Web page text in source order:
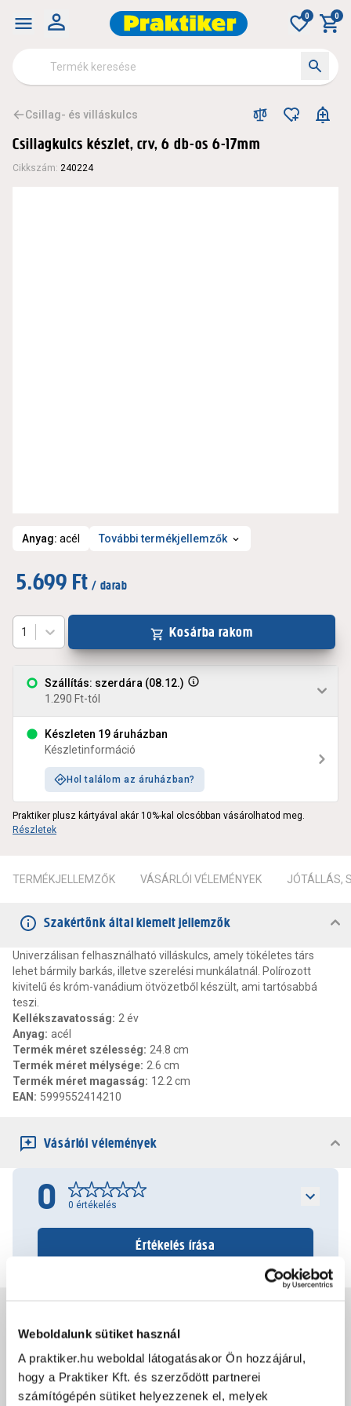
Weboldalunk sütiket használ
A praktiker.hu weboldal látogatásakor Ön hozzájárul,
hogy a Praktiker Kft. és szerződött partnerei
számítógépén sütiket helyezzenek el, melyek
0 0
Csillag- és villáskulcs
Csillagkulcs készlet, crv, 6 db-os 6-17mm
Cikkszám: 240224
Anyag: acél További termékjellemzők
5.699 Ft / darab
Szállítás: szerdára (08.12.)
1.290 Ft-tól
Készleten 19 áruházban
Készletinformáció
Hol találom az áruházban?
1 Kosárba rakom
Praktiker plusz kártyával akár 10%-kal olcsóbban vásárolhatod meg.
Részletek
TERMÉKJELLEMZŐK VÁSÁRLÓI VÉLEMÉNYEK JÓTÁLLÁS,
Szakértőnk által kiemelt jellemzők
Univerzálisan felhasználható villáskulcs, amely tökéletes társ
lehet bármily barkás, illetve szerelési munkálatnál. Polírozott
kivitelű és króm-vanádium ötvözetből készült, ami tartósabbá
teszi.
Kellékszavatosság: 2 év
Anyag: acél
Termék méret szélesség: 24.8 cm
Termék méret mélysége: 2.6 cm
Termék méret magasság: 12.2 cm
EAN : 5999552414210
Vásárlói vélemények
0 0 értékelés
Értékelés írása
Csomagolási és súly információk